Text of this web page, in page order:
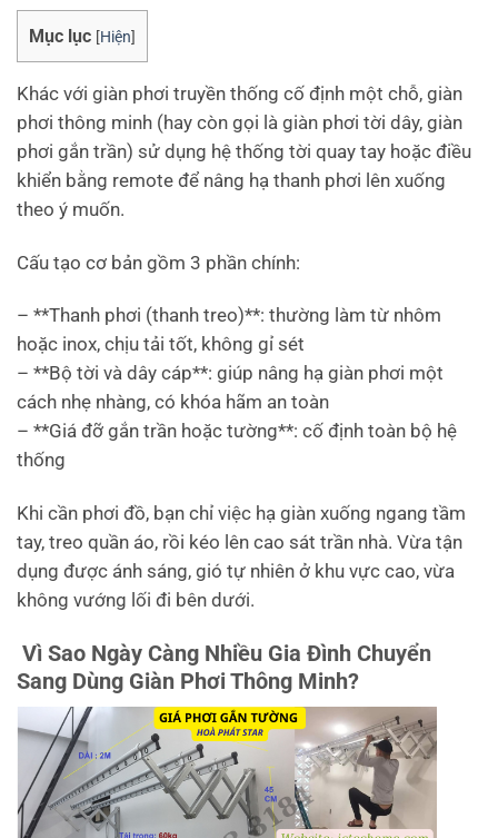
Mục lục [Hiện]
Khác với giàn phơi truyền thống cố định một chỗ, giàn
phơi thông minh (hay còn gọi là giàn phơi tời dây, giàn
phơi gắn trần) sử dụng hệ thống tời quay tay hoặc điều
khiển bằng remote để nâng hạ thanh phơi lên xuống
theo ý muốn.
Cấu tạo cơ bản gồm 3 phần chính:
– **Thanh phơi (thanh treo)**: thường làm từ nhôm
hoặc inox, chịu tải tốt, không gỉ sét
– **Bộ tời và dây cáp**: giúp nâng hạ giàn phơi một
cách nhẹ nhàng, có khóa hãm an toàn
– **Giá đỡ gắn trần hoặc tường**: cố định toàn bộ hệ
thống
Khi cần phơi đồ, bạn chỉ việc hạ giàn xuống ngang tầm
tay, treo quần áo, rồi kéo lên cao sát trần nhà. Vừa tận
dụng được ánh sáng, gió tự nhiên ở khu vực cao, vừa
không vướng lối đi bên dưới.
Vì Sao Ngày Càng Nhiều Gia Đình Chuyển
Sang Dùng Giàn Phơi Thông Minh?